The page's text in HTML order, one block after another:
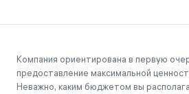
Компания ориентирована в первую
предоставление максимальной
Неважно, каким бюджетом вы